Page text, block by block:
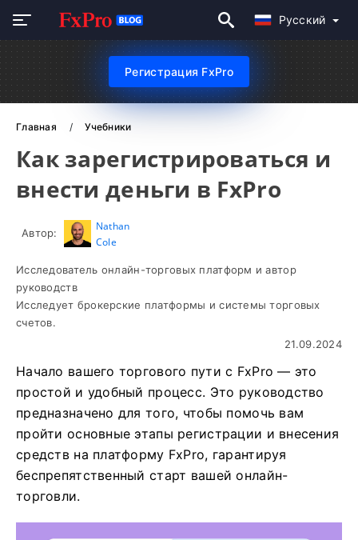
Русский
Регистрация FxPro
Главная Учебники
Как зарегистрироваться и
внести деньги в FxPro
Автор:
Nathan
Cole
Исследователь онлайн-торговых платформ и автор
руководств
Исследует брокерские платформы и системы торговых
счетов.
21.09.2024
Начало вашего торгового пути с FxPro — это
простой и удобный процесс. Это руководство
предназначено для того, чтобы помочь вам
пройти основные этапы регистрации и внесения
средств на платформу FxPro, гарантируя
беспрепятственный старт вашей онлайн-
торговли.